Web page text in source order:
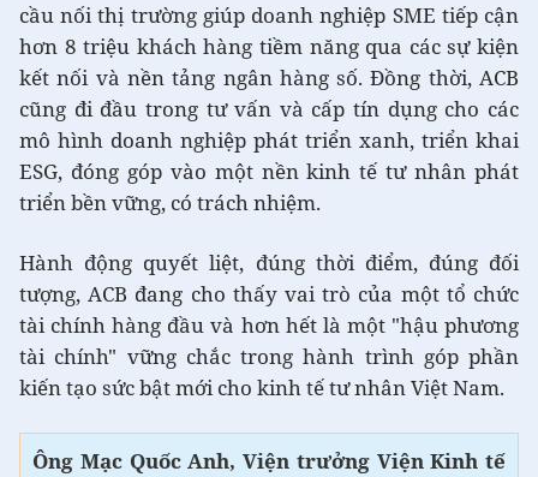
cầu nối thị trường giúp doanh nghiệp SME tiếp cận
hơn 8 triệu khách hàng tiềm năng qua các sự kiện
kết nối và nền tảng ngân hàng số. Đồng thời, ACB
cũng đi đầu trong tư vấn và cấp tín dụng cho các
mô hình doanh nghiệp phát triển xanh, triển khai
ESG, đóng góp vào một nền kinh tế tư nhân phát
triển bền vững, có trách nhiệm.
Hành động quyết liệt, đúng thời điểm, đúng đối
tượng, ACB đang cho thấy vai trò của một tổ chức
tài chính hàng đầu và hơn hết là một "hậu phương
tài chính" vững chắc trong hành trình góp phần
kiến tạo sức bật mới cho kinh tế tư nhân Việt Nam.
Ông Mạc Quốc Anh, Viện trưởng Viện Kinh tế